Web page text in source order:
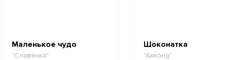
Маленькое чудо
"Славянка"
Шоконатка
"Акконд"